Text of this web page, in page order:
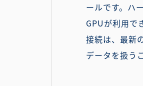
ールです。ハ
GPUが利用で
接続は、最新
データを扱う